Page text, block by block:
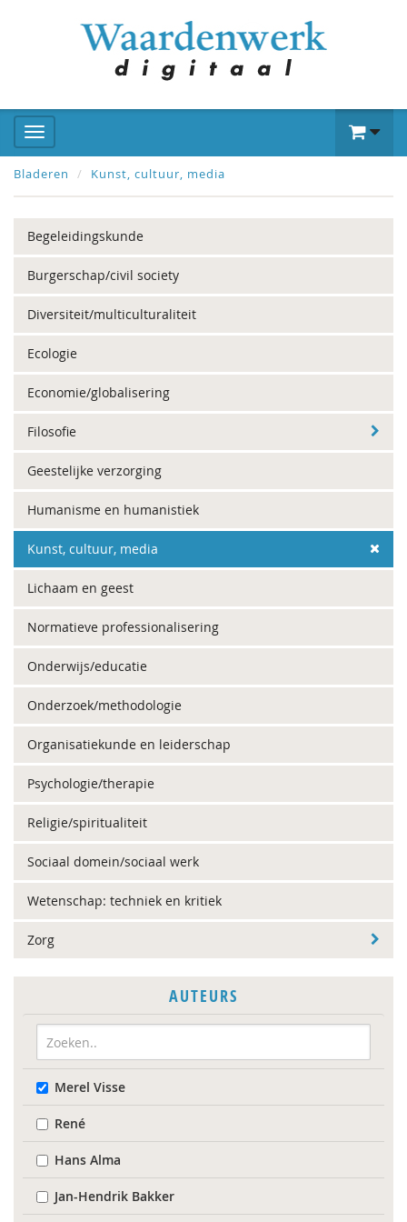
Bladeren Kunst, cultuur, media
Begeleidingskunde
Burgerschap/civil society
Diversiteit/multiculturaliteit
Ecologie
Economie/globalisering
Filosofie
Geestelijke verzorging
Humanisme en humanistiek
Kunst, cultuur, media
Lichaam en geest
Normatieve professionalisering
Onderwijs/educatie
Onderzoek/methodologie
Organisatiekunde en leiderschap
Psychologie/therapie
Religie/spiritualiteit
Sociaal domein/sociaal werk
Wetenschap: techniek en kritiek
Zorg
AUTEURS
Merel Visse
René
Hans Alma
Jan-Hendrik Bakker